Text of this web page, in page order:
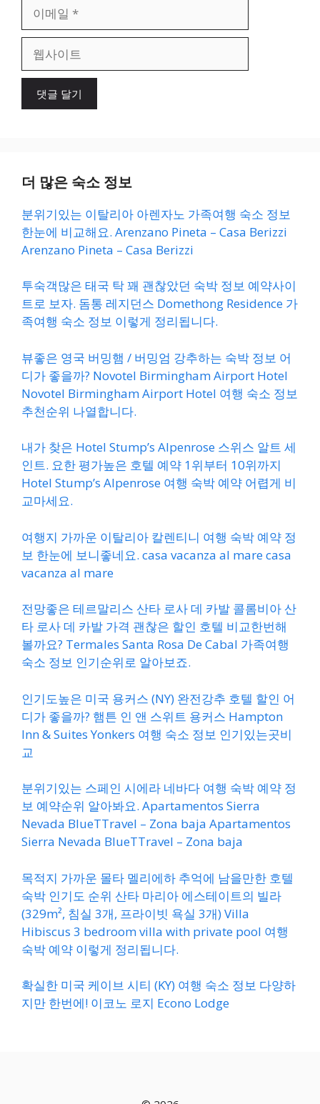
일
이
더 많은 숙소 정보
분위기있는 이탈리아 아렌자노 가족여행 숙소 정보
한눈에 비교해요. Arenzano Pineta – Casa Berizzi
Arenzano Pineta – Casa Berizzi
투숙객많은 태국 탁 꽤 괜찮았던 숙박 정보 예약사이
트로 보자. 돔통 레지던스 Domethong Residence 가
족여행 숙소 정보 이렇게 정리됩니다.
뷰좋은 영국 버밍햄 / 버밍엄 강추하는 숙박 정보 어
디가 좋을까? Novotel Birmingham Airport Hotel
Novotel Birmingham Airport Hotel 여행 숙소 정보
추천순위 나열합니다.
내가 찾은 Hotel Stump’s Alpenrose 스위스 알트 세
인트. 요한 평가높은 호텔 예약 1위부터 10위까지
Hotel Stump’s Alpenrose 여행 숙박 예약 어렵게 비
교마세요.
여행지 가까운 이탈리아 칼렌티니 여행 숙박 예약 정
보 한눈에 보니좋네요. casa vacanza al mare casa
vacanza al mare
전망좋은 테르말리스 산타 로사 데 카발 콜롬비아 산
타 로사 데 카발 가격 괜찮은 할인 호텔 비교한번해
볼까요? Termales Santa Rosa De Cabal 가족여행
숙소 정보 인기순위로 알아보죠.
인기도높은 미국 용커스 (NY) 완전강추 호텔 할인 어
디가 좋을까? 햄튼 인 앤 스위트 용커스 Hampton
Inn & Suites Yonkers 여행 숙소 정보 인기있는곳비
교
분위기있는 스페인 시에라 네바다 여행 숙박 예약 정
보 예약순위 알아봐요. Apartamentos Sierra
Nevada BlueTTravel – Zona baja Apartamentos
Sierra Nevada BlueTTravel – Zona baja
목적지 가까운 몰타 멜리에하 추억에 남을만한 호텔
숙박 인기도 순위 산타 마리아 에스테이트의 빌라
(329m², 침실 3개, 프라이빗 욕실 3개) Villa
Hibiscus 3 bedroom villa with private pool 여행
숙박 예약 이렇게 정리됩니다.
확실한 미국 케이브 시티 (KY) 여행 숙소 정보 다양하
지만 한번에! 이코노 로지 Econo Lodge